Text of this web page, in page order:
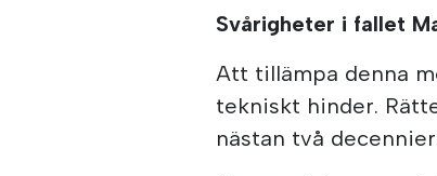
Svårigheter i fallet
Att tillämpa denna
tekniskt hinder.
nästan två